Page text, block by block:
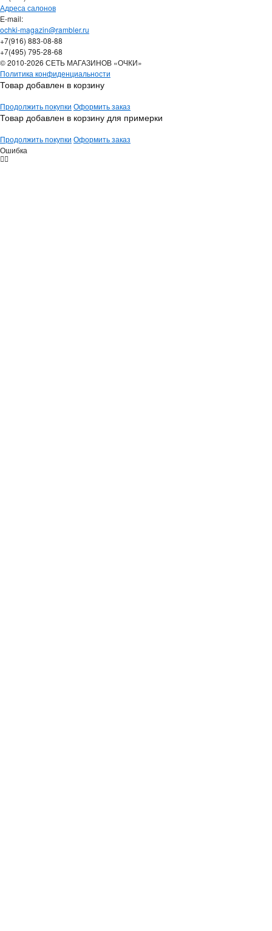
Адреса салонов
Е-mail:
ochki-magazin@rambler.ru
+7(916) 883-08-88
+7(495) 795-28-68
© 2010-2026 СЕТЬ МАГАЗИНОВ «ОЧКИ»
Политика конфиденциальности
Товар добавлен в корзину
Продолжить покупки Оформить заказ
Товар добавлен в корзину для примерки
Продолжить покупки Оформить заказ
Ошибка